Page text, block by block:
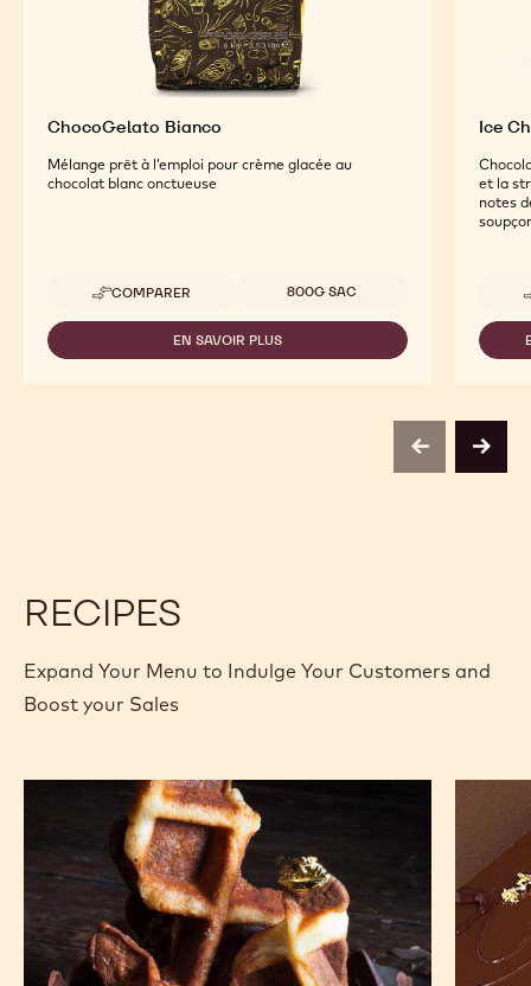
ChocoGelato Bianco
Mélange prêt à l’emploi pour crème glacée au
chocolat blanc onctueuse
COMPARER
-
CHOCOGELATO
BIANCO
Tailles disponibles
800G SAC
EN SAVOIR PLUS
-
Ice
et la
notes
previousnext
RECIPES
Expand Your Menu to Indulge Your Customers and
Boost your Sales
pâtissières
chocolat